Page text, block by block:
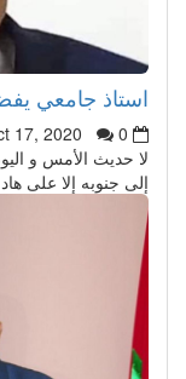
استاذ جامعي
Oct 17, 2020
0
لا حديث الأمس و
إلى جنوبه إلا على هاد